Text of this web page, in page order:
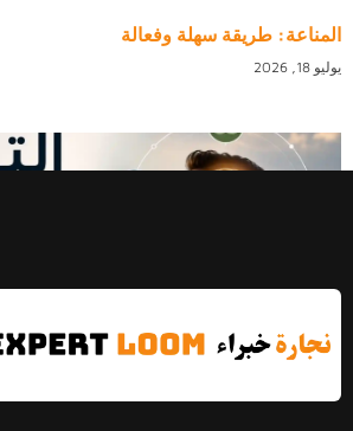
المناعة: طريقة سهلة وفعالة
يوليو 18, 2026